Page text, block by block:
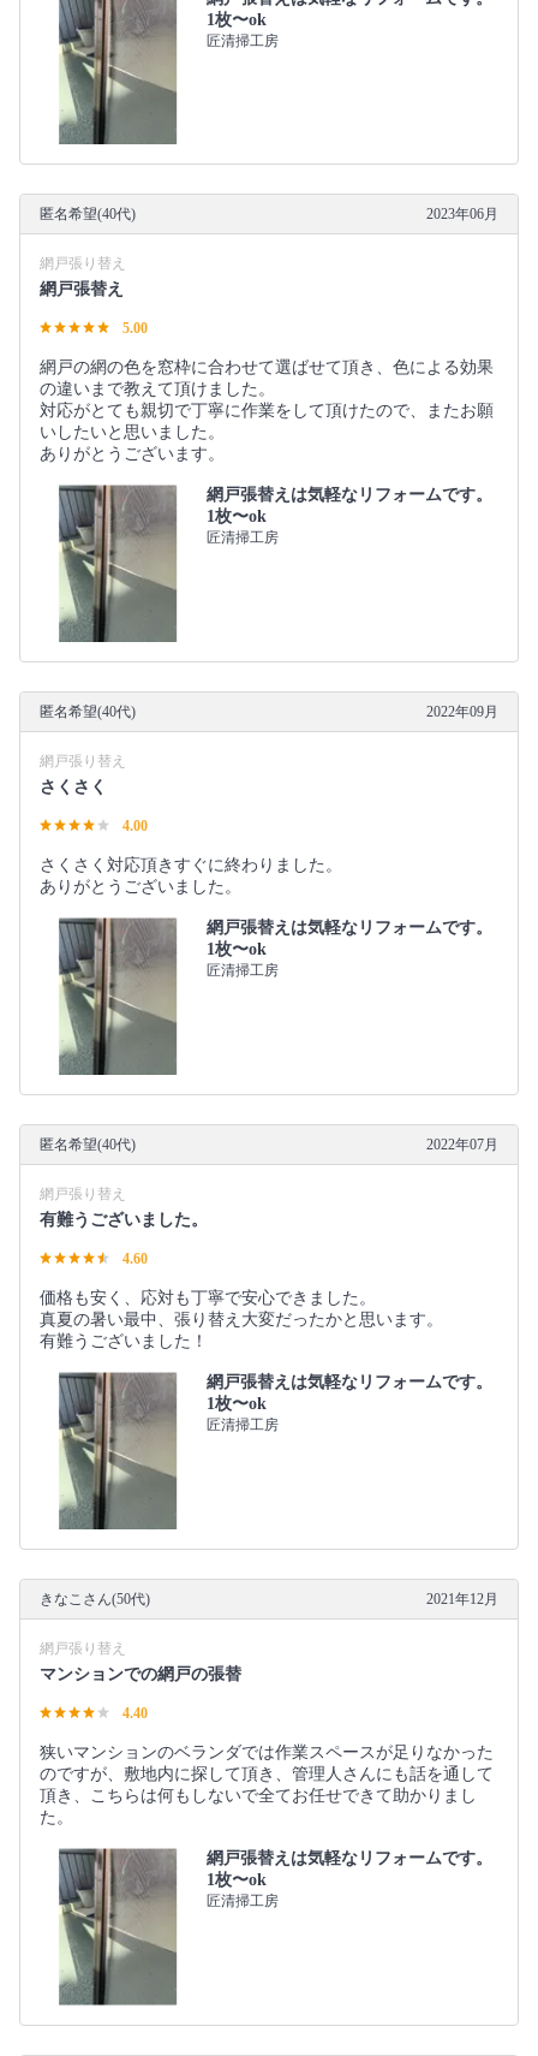
1枚〜ok
匠清掃工房
匿名希望(40代) 2023年06月
網戸張り替え
網戸張替え
5.00
網戸の網の色を窓枠に合わせて選ばせて頂き、色による効果
の違いまで教えて頂けました。
対応がとても親切で丁寧に作業をして頂けたので、またお願
いしたいと思いました。
ありがとうございます。
網戸張替えは気軽なリフォームです。
1枚〜ok
匠清掃工房
匿名希望(40代) 2022年09月
網戸張り替え
さくさく
4.00
さくさく対応頂きすぐに終わりました。
ありがとうございました。
網戸張替えは気軽なリフォームです。
1枚〜ok
匠清掃工房
匿名希望(40代) 2022年07月
網戸張り替え
有難うございました。
4.60
価格も安く、応対も丁寧で安心できました。
真夏の暑い最中、張り替え大変だったかと思います。
有難うございました！
網戸張替えは気軽なリフォームです。
1枚〜ok
匠清掃工房
きなこさん(50代) 2021年12月
網戸張り替え
マンションでの網戸の張替
4.40
狭いマンションのベランダでは作業スペースが足りなかった
のですが、敷地内に探して頂き、管理人さんにも話を通して
頂き、こちらは何もしないで全てお任せできて助かりまし
た。
網戸張替えは気軽なリフォームです。
1枚〜ok
匠清掃工房